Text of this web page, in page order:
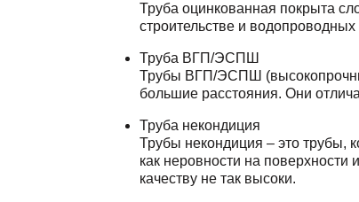
Труба оцинкованная покрыта
строительстве и водопроводных
Труба ВГП/ЭСПШ
Трубы ВГП/ЭСПШ
большие расстояния. Они
Труба некондиция
Трубы некондиция – это трубы,
как неровности на поверхности
качеству не так высоки.